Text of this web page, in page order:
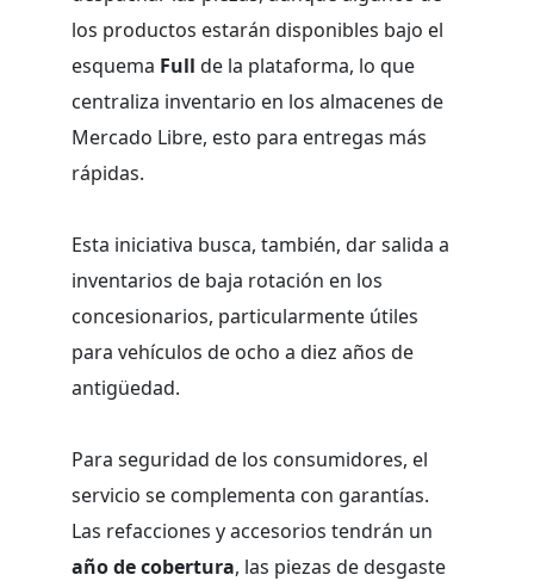
los productos estarán disponibles bajo el
esquema Full de la plataforma, lo que
centraliza inventario en los almacenes de
Mercado Libre, esto para entregas más
rápidas.
Esta iniciativa busca, también, dar salida a
inventarios de baja rotación en los
concesionarios, particularmente útiles
para vehículos de ocho a diez años de
antigüedad.
Para seguridad de los consumidores, el
servicio se complementa con garantías.
Las refacciones y accesorios tendrán un
año de cobertura, las piezas de desgaste